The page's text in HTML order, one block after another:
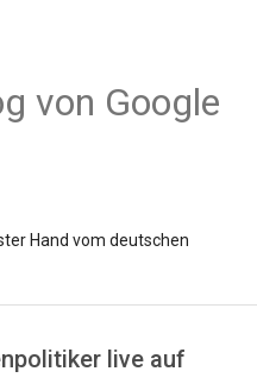
von Google
Hand vom deutschen
live auf